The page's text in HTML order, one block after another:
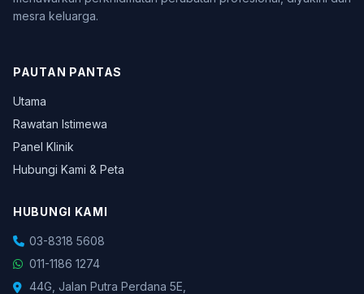
mesra keluarga.
PAUTAN PANTAS
Utama
Rawatan Istimewa
Panel Klinik
Hubungi Kami & Peta
HUBUNGI KAMI
03-8318 5608
011-1186 1274
44G, Jalan Putra Perdana 5E,